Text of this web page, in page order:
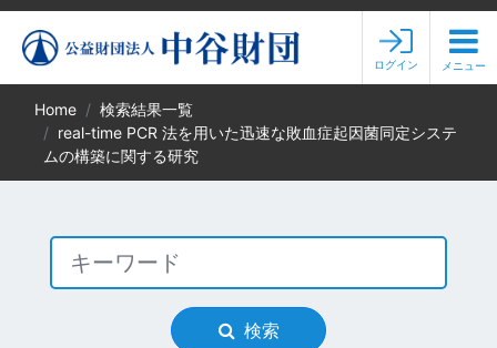
ログイン メニュー
Home
検索結果一覧
real-time PCR 法を用いた迅速な敗血症起因菌同定システ
ムの構築に関する研究
検索